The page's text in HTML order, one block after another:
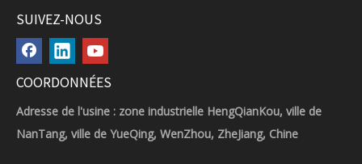
SUIVEZ-NOUS
COORDONNÉES
Adresse de l'usine : zone industrielle HengQianKou, ville de
NanTang, ville de YueQing, WenZhou, ZheJiang, Chine